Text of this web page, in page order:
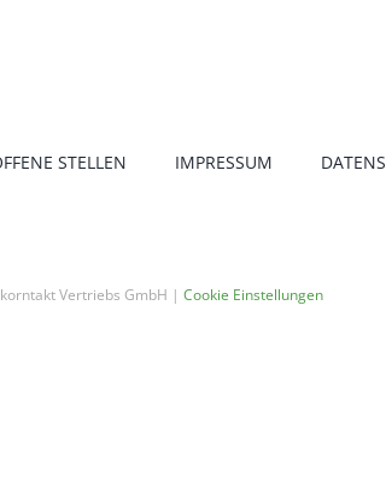
STELLEN IMPRESSUM
Vertriebs GmbH | Cookie Einstellungen